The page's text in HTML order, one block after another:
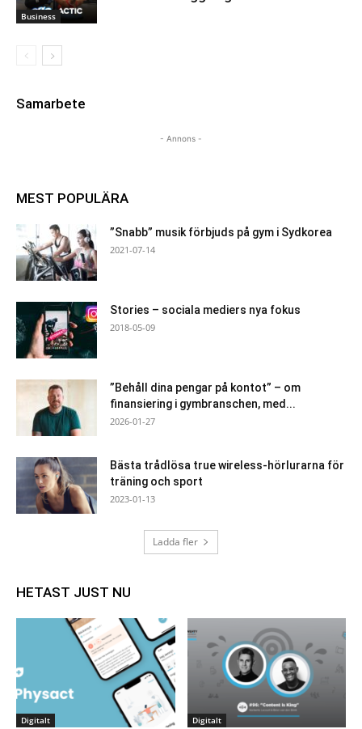
Business
Samarbete
- Annons -
MEST POPULÄRA
”Snabb” musik förbjuds på gym i Sydkorea
2021-07-14
Stories – sociala mediers nya fokus
2018-05-09
”Behåll dina pengar på kontot” – om
finansiering i gymbranschen, med...
2026-01-27
Bästa trådlösa true wireless-hörlurarna för
träning och sport
2023-01-13
Ladda fler
HETAST JUST NU
Digitalt Digitalt